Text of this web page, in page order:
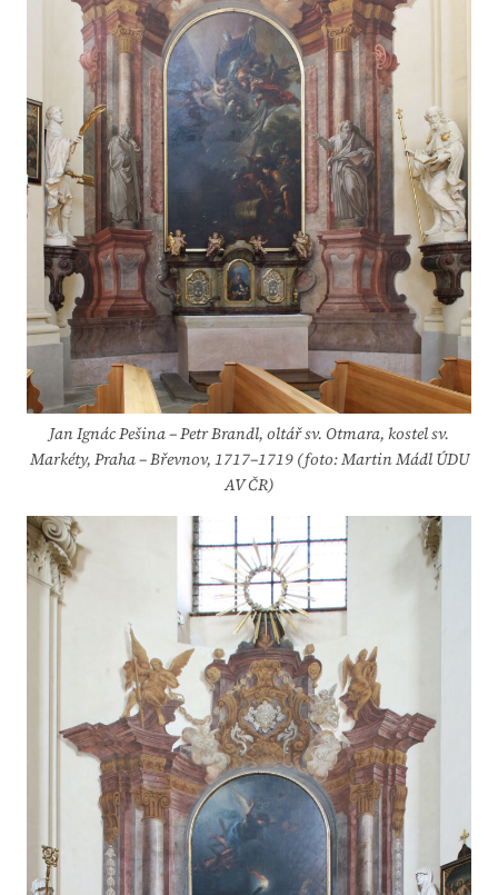
Jan Ignác Pešina – Petr Brandl, oltář sv. Otmara, kostel sv.
Markéty, Praha – Břevnov, 1717–1719 (foto: Martin Mádl ÚDU
AV ČR)